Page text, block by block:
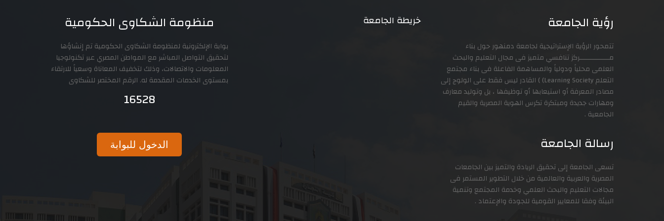
رؤية الجامعة
تتمحور الرؤية الإستراتيجية لجامعة دمنهور حول بناء
مـــــــــــــــركز تنافسي متميز فى مجال التعليم والبحث
العلمى محلياً ودولياً والمساهمة الفاعلة فى بناء مجتمع
التعلم Learning Society) ) القادر ليس فقط على الولوج إلى
مصادر المعرفة أو استيعابها أو توظيفها ، بل وتوليد معارف
ومهارات جديدة ومبتكرة تكرس الهوية المصرية والقيم
الجامعية .
رسالة الجامعة
تسعى الجامعة إلى تحقيق الريادة والتميز بين الجامعات
المصرية والعربية والعالمية من خلال التطوير المستمر فى
مجالات التعليم والبحث العلمي وخدمة المجتمع وتنمية
البيئة وفقا للمعايير القومية للجودة والإعتماد .
خريطة الجامعة منظومة الشكاوى الحكومية
بوابة الإلكترونية لمنظومة الشكاوى الحكومية تم إنشاؤها
لتحقيق التواصل المباشر مع المواطن المصري عبر تكنولوجيا
المعلومات والاتصالات، وذلك لتخفيف المعاناة وسعياً للارتقاء
بمستوى الخدمات المقدمة له. الرقم المختصر للشكاوى
16528
الدخول للبوابة